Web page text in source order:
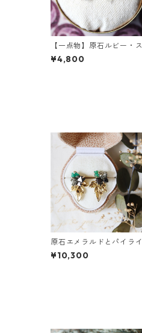
【一点物】原石ルビー・ス
ピネル・クォーツの金継ぎ
ピアス
¥4,800
原石エメラルドとパイライ
トとクレマチスの葉ピアス
¥10,300